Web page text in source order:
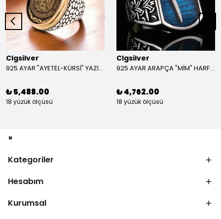
Clgsilver
925 AYAR "AYETEL-KÜRSİ" YAZILI GÜMÜŞ ERKEK YÜZÜK
₺ 5,488.00
18 yüzük ölçüsü
Clgsilver
925 AYAR ARAPÇA "MİM" HARFLİ GÜMÜŞ ERKEK YÜZÜK
₺ 4,762.00
18 yüzük ölçüsü
Kategoriler
Hesabım
Kurumsal